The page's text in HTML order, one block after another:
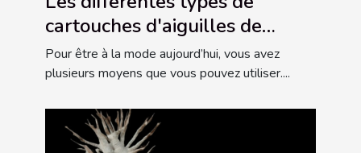
cartouches d'aiguilles de
tatouage
Pour être à la mode aujourd’hui, vous avez
plusieurs moyens que vous pouvez utiliser....